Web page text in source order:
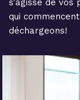
s’agisse de
qui
déchargeons!